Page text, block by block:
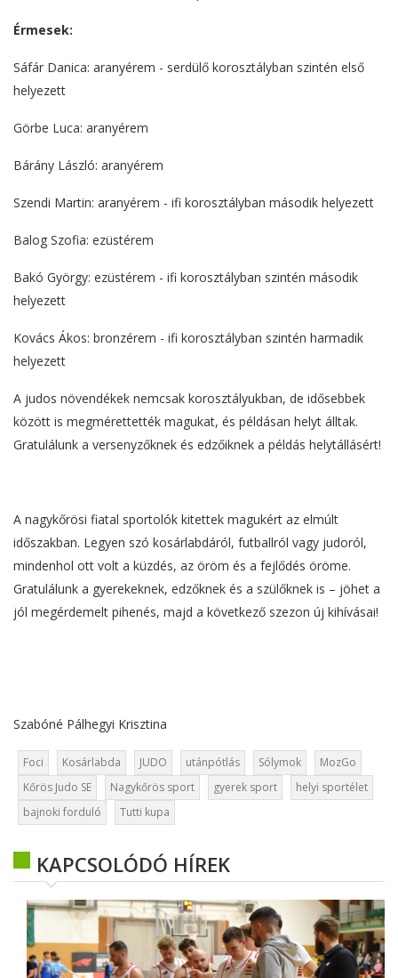
Érmesek:
Sáfár Danica: aranyérem - serdülő korosztályban szintén első
helyezett
Görbe Luca: aranyérem
Bárány László: aranyérem
Szendi Martin: aranyérem - ifi korosztályban második helyezett
Balog Szofia: ezüstérem
Bakó György: ezüstérem - ifi korosztályban szintén második
helyezett
Kovács Ákos: bronzérem - ifi korosztályban szintén harmadik
helyezett
A judos növendékek nemcsak korosztályukban, de idősebbek
között is megmérettették magukat, és példásan helyt álltak.
Gratulálunk a versenyzőknek és edzőiknek a példás helytállásért!
A nagykőrösi fiatal sportolók kitettek magukért az elmúlt
időszakban. Legyen szó kosárlabdáról, futballról vagy judoról,
mindenhol ott volt a küzdés, az öröm és a fejlődés öröme.
Gratulálunk a gyerekeknek, edzőknek és a szülőknek is – jöhet a
jól megérdemelt pihenés, majd a következő szezon új kihívásai!
Szabóné Pálhegyi Krisztina
Foci Kosárlabda JUDO utánpótlás Sólymok
MozGo
Kőrös Judo SE
Nagykőrös sport gyerek sport
helyi sportélet
bajnoki forduló
Tutti kupa
KAPCSOLÓDÓ HÍREK